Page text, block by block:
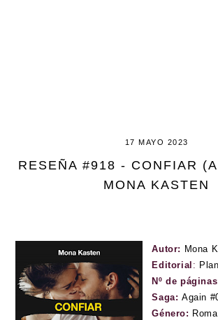
17 MAYO 2023
RESEÑA #918 - CONFIAR
MONA KASTEN
Autor: Mona
Editorial :
Nº de páginas
Saga:Again
Género: